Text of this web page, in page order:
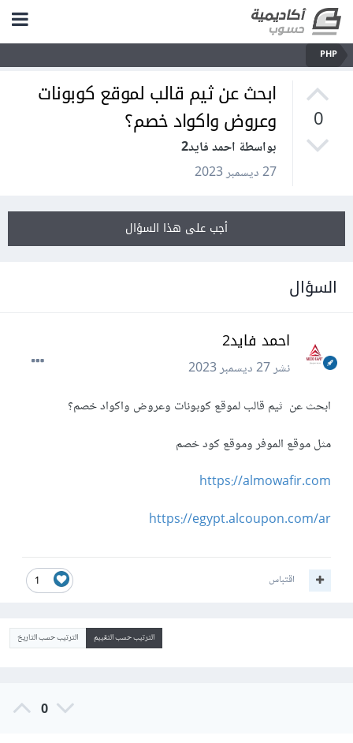
PHP
0
ابحث عن ثيم قالب لموقع كوبونات
وعروض واكواد خصم؟
بواسطة احمد فايد2
27 ديسمبر 2023
أجب على هذا السؤال
السؤال
احمد فايد2
نشر27 ديسمبر 2023
ابحث عن ثيم قالب لموقع كوبونات وعروض واكواد خصم؟
مثل موقع الموفر وموقع كود خصم
https://almowafir.com
https://egypt.alcoupon.com/ar
1 اقتباس
الترتيب حسب التقييم الترتيب حسب التاريخ
0